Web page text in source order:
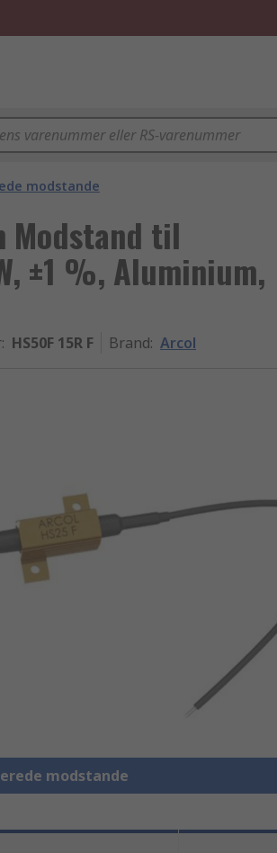
modstande
Modstand til
±1 %, Aluminium,
: HS50F 15R F Brand: Arcol
modstande